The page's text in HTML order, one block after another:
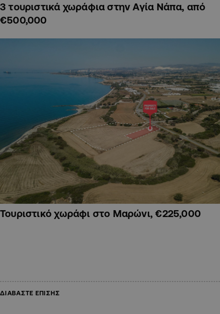
3 τουριστικά χωράφια στην Αγία Νάπα, από
€500,000
Τουριστικό χωράφι στο Μαρώνι, €225,000
ΔΙΑΒΑΣΤΕ ΕΠΙΣΗΣ